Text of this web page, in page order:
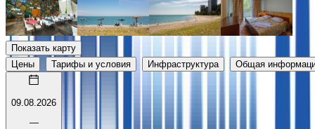
Показать карту
Цены
Тарифы и условия Инфраструктура Общая
09.08.2026
—